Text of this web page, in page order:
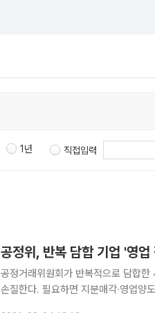
1년 직접입력
공정위, 반복 담합 기업 '영
공정거래위원회가 반복적으로 담합
손질한다. 필요하면 지분매각·영업양